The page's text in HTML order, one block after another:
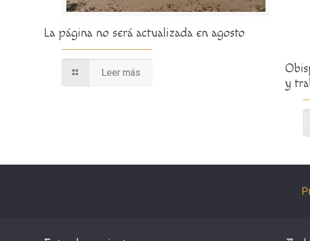
La página no será actualizada en agosto
Leer más
y